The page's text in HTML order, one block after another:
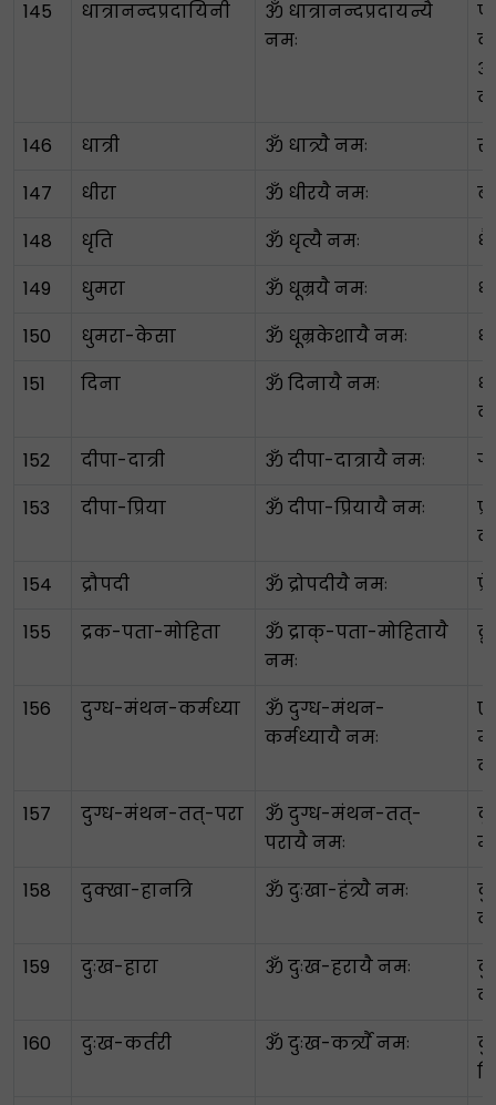
145 धात्रानन्दप्रदायिनी
ॐ धात्रानन्दप्रदायन्यै
नमः
146
धात्री ॐ धात्र्यै नमः
147
धीरा ॐ धीरयै नमः
148
धृति ॐ धृत्यै नमः
149
धुमरा ॐ धूम्रयै नमः
150
धुमरा-केसा ॐ धूम्रकेशायै नमः
151
दिना ॐ दिनायै नमः
152
दीपा-दात्री ॐ दीपा-दात्रायै नमः
153
दीपा-प्रिया ॐ दीपा-प्रियायै नमः
154
द्रौपदी ॐ द्रोपदीयै नमः
155
द्रक-पता-मोहिता
ॐ द्राक्-पता-मोहितायै
नमः
156 दुग्ध-मंथन-कर्मध्या
ॐ दुग्ध-मंथन-
कर्मध्यायै नमः
157
दुग्ध-मंथन-तत्-परा
ॐ दुग्ध-मंथन-तत्-
परायै नमः
158
दुक्खा-हानत्रि ॐ दुःखा-हंत्र्यै नमः
159
दुःख-हारा ॐ दुःख-हरायै नमः
160
दुःख-कर्तरी ॐ दुःख-कर्त्र्यै नमः